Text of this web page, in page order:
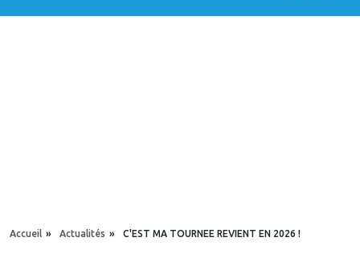
YOU ARE HERE
Accueil » Actualités » C'EST MA TOURNEE REVIENT EN 2026 !